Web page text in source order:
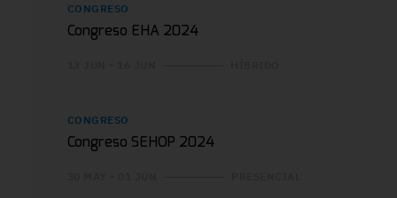
CONGRESO
Congreso EHA 2024
CONGRESO
Congreso SEHOP 2024